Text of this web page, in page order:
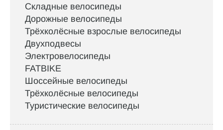
Складные велосипеды
Дорожные велосипеды
Трёхколёсные взрослые велосипеды
Двухподвесы
Электровелосипеды
FATBIKE
Шоссейные велосипеды
Трёхколёсные велосипеды
Туристические велосипеды